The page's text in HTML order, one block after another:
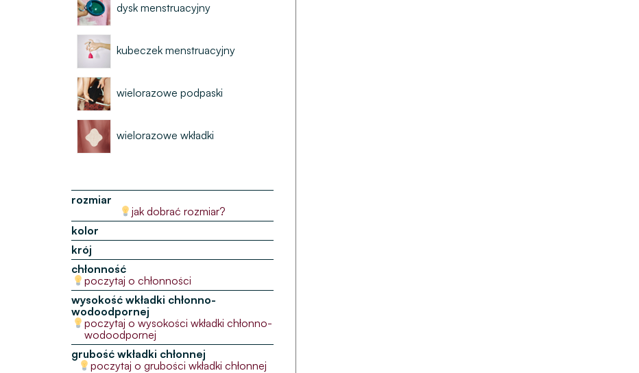
dysk menstruacyjny
kubeczek menstruacyjny
wielorazowe podpaski
wielorazowe wkładki
rozmiar
jak dobrać rozmiar?
kolor
krój
chłonność
poczytaj o chłonności
wysokość wkładki chłonno-
wodoodpornej
poczytaj o wysokości wkładki chłonno-
wodoodpornej
grubość wkładki chłonnej
poczytaj o grubości wkładki chłonnej